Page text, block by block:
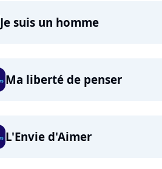
Je suis un homme
Ma liberté de penser
L'Envie d'Aimer